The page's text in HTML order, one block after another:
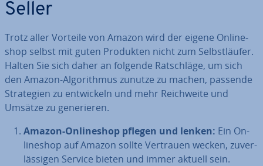
Seller
Trotz aller Vorteile von Amazon wird der eigene On­line­
shop selbst mit guten Produkten nicht zum Selbst­läu­fer.
Halten Sie sich daher an folgende Rat­schlä­ge, um sich
den Amazon-Al­go­rith­mus zunutze zu machen, passende
Stra­te­gien zu ent­wi­ckeln und mehr Reich­wei­te und
Umsätze zu ge­ne­rie­ren.
Amazon-On­line­shop pflegen und lenken: Ein On­
line­shop auf Amazon sollte Vertrauen wecken, zu­ver­
läs­si­gen Service bieten und immer aktuell sein.